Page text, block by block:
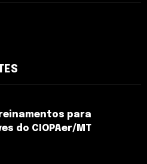
para
do CIOPAer/MT